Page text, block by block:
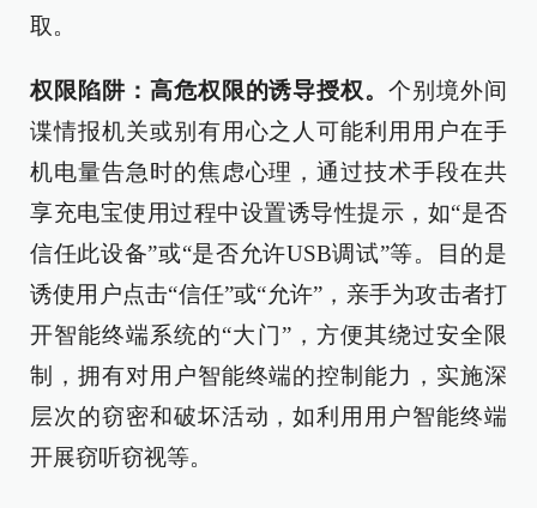
取。
权限陷阱：高危权限的诱导授权。个别境外间
谍情报机关或别有用心之人可能利用用户在手
机电量告急时的焦虑心理，通过技术手段在共
享充电宝使用过程中设置诱导性提示，如“是否
信任此设备”或“是否允许USB调试”等。目的是
诱使用户点击“信任”或“允许”，亲手为攻击者打
开智能终端系统的“大门”，方便其绕过安全限
制，拥有对用户智能终端的控制能力，实施深
层次的窃密和破坏活动，如利用用户智能终端
开展窃听窃视等。